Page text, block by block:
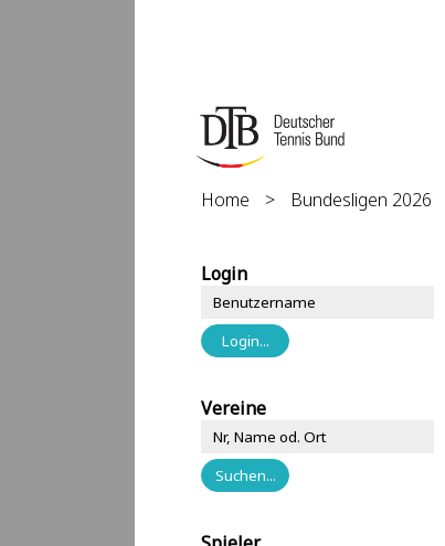
Home > Bundesligen 2026
Login
Vereine